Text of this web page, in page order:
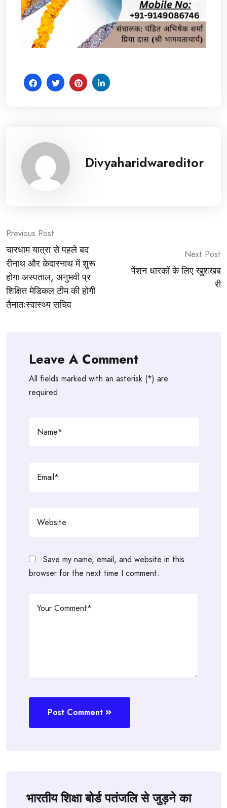
Divyaharidwareditor
Post
navigation
Previous Post
चारधाम यात्रा से पहले बद
रीनाथ और केदारनाथ में शुरू
होगा अस्पताल, अनुभवी प्र
शिक्षित मेडिकल टीम की होगी
तैनातःस्वास्थ्य सचिव
Next Post
पेंशन धारकों के लिए खुशखब
री
Leave A Comment
All fields marked with an asterisk (*) are
required
Save my name, email, and website in this
browser for the next time I comment.
Post Comment
भारतीय शिक्षा बोर्ड पतंजलि से जुड़ने का